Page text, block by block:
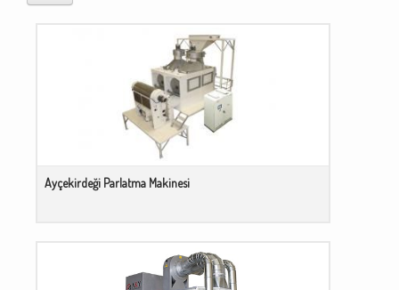
Ayçekirdeği Parlatma Makinesi